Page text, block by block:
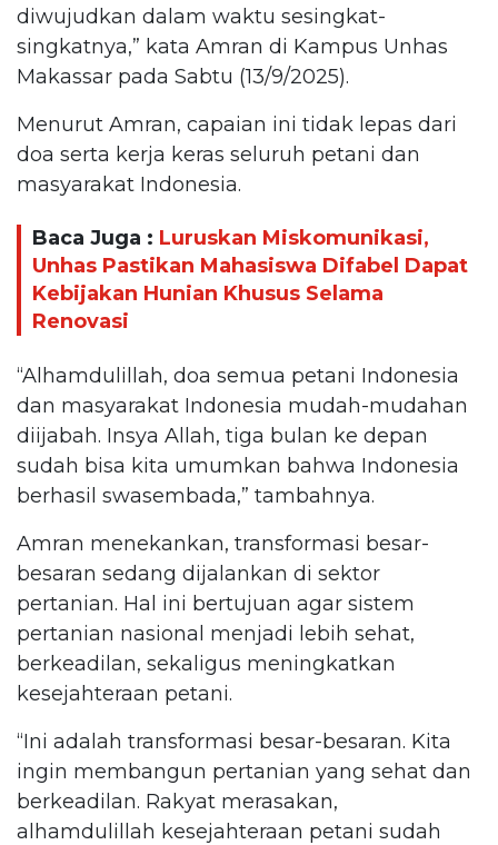
diwujudkan dalam waktu sesingkat-
singkatnya,” kata Amran di Kampus Unhas
Makassar pada Sabtu (13/9/2025).
Menurut Amran, capaian ini tidak lepas dari
doa serta kerja keras seluruh petani dan
masyarakat Indonesia.
Baca Juga : Luruskan Miskomunikasi,
Unhas Pastikan Mahasiswa Difabel Dapat
Kebijakan Hunian Khusus Selama
Renovasi
“Alhamdulillah, doa semua petani Indonesia
dan masyarakat Indonesia mudah-mudahan
diijabah. Insya Allah, tiga bulan ke depan
sudah bisa kita umumkan bahwa Indonesia
berhasil swasembada,” tambahnya.
Amran menekankan, transformasi besar-
besaran sedang dijalankan di sektor
pertanian. Hal ini bertujuan agar sistem
pertanian nasional menjadi lebih sehat,
berkeadilan, sekaligus meningkatkan
kesejahteraan petani.
“Ini adalah transformasi besar-besaran. Kita
ingin membangun pertanian yang sehat dan
berkeadilan. Rakyat merasakan,
alhamdulillah kesejahteraan petani sudah